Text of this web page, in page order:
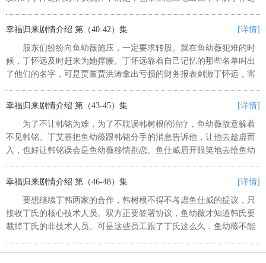
她掌握了什么证据才急着要见爷...
幸福归来剧情介绍 第（40-42）集 [详情]
股东们纷纷向鱼幼薇施压，一定要求转股。就在鱼幼薇犯难的时
候，丁怀远及时赶来为她撑腰。丁怀远靠着自己记忆的那些名单叫出
了他们的名字，可是贾董贾洪涛拿出亏损的财务报表刺激丁怀远，害
怀远是真的病了，又开始哄闹起...
幸福归来剧情介绍 第（43-45）集 [详情]
为了不让韩铭为难，为了不耽误韩树根的治疗，鱼幼薇故意躲着
不见韩铭。丁艾嘉把鱼幼薇跟韩铭分手的消息告诉他，让他去趁虚而
入，也好让韩铭误会是鱼幼薇移情别恋。鱼仕威眉开眼笑地去给鱼幼
扭。不管鱼幼薇劝他多少次，鱼...
幸福归来剧情介绍 第（46-48）集 [详情]
要想继续丁韩两家的合作，韩树根不得不考虑鱼仕威的提议，只
接收丁氏的核心技术人员。双方正要签署协议，鱼幼薇才知道韩氏要
裁掉丁氏的非技术人员。可是这些员工跟了丁氏这么久，鱼幼薇不能
幼薇放弃的股份价值远远超过了...